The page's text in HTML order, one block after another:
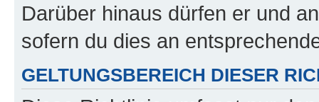
Darüber hinaus dürfen er und
sofern du dies an
GELTUNGSBEREICH DIESER